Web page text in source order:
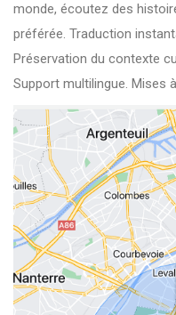
monde, écoutez des
préférée. Traduction
Préservation du contexte
Support multilingue. Mises